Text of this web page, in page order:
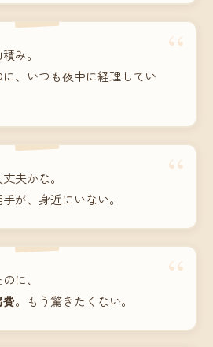
“
み。
に、いつも夜中に経理してい
“
夫かな。
が、身近にいない。
“
に、
。もう驚きたくない。